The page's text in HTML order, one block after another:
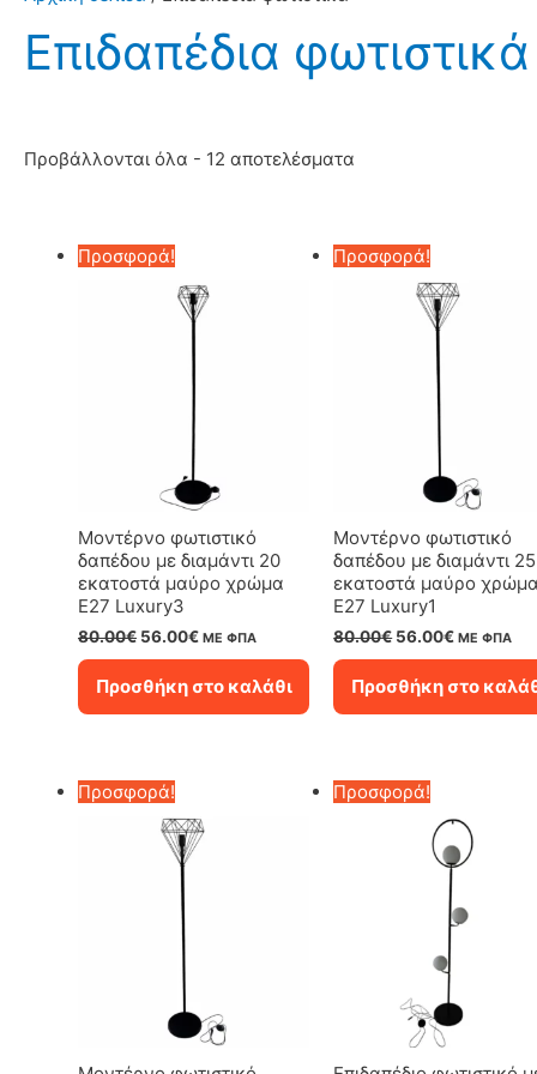
Επιδαπέδια φωτιστικά
Προβάλλονται όλα - 12 αποτελέσματα
popularity
Προσφορά!
Μοντέρνο φωτιστικό
δαπέδου με διαμάντι 20
εκατοστά μαύρο χρώμα
Ε27 Luxury3
80.00€ Original
price
was:
80.00€.
56.00€Η
τρέχουσα
είναι:
56.00€.
ΜΕ ΦΠΑ
Προσθήκη στο καλάθι
Προσφορά!
Μοντέρνο φωτιστικό
δαπέδου με διαμάντι 25
εκατοστά μαύρο χρώμα
Ε27 Luxury1
80.00€ Original
price
was:
80.00€.
56.00€Η
τρέχουσα
είναι:
56.00€.
ΜΕ ΦΠΑ
Προσθήκη στο
Προσφορά! Προσφορά!